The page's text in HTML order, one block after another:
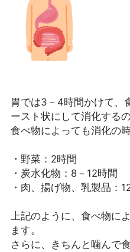
胃では3－4時間かけて、
ースト状にして消化するの
食べ物によっても消化の
・野菜：2時間
・炭水化物：8－12時間
・肉、揚げ物、乳製品：
上記のように、食べ物に
ます。
さらに、きちんと噛んで